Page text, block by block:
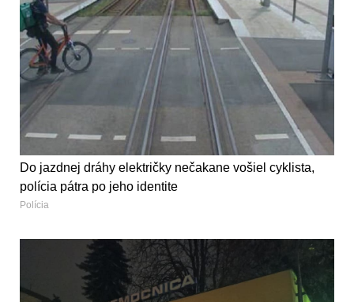
Do jazdnej dráhy električky nečakane vošiel cyklista,
polícia pátra po jeho identite
Polícia